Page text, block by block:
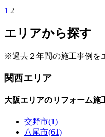
1 2
エリアから探す
※過去２年間の施工事例を
関西エリア
大阪エリアのリフォーム施
交野市(1)
八尾市(61)